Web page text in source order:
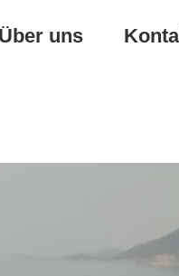
Über uns